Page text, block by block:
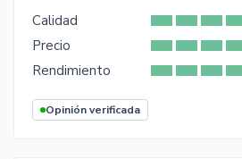
Calidad
Precio
Rendimiento
Opinión verificada